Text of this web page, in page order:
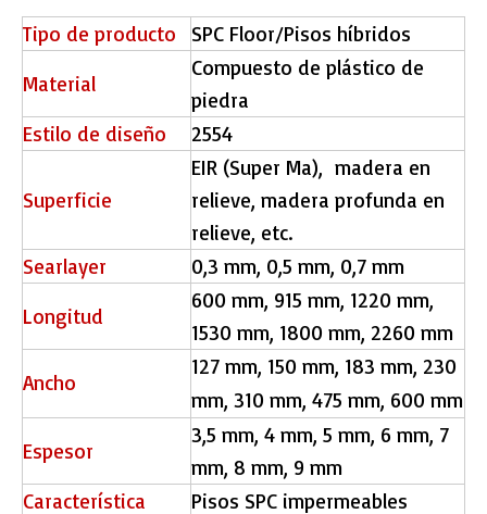
Tipo de producto
SPC Floor/Pisos híbridos
Material
Compuesto de plástico de
piedra
Estilo de diseño
2554
Superficie
EIR (Super Ma), madera en
relieve, madera profunda en
relieve, etc.
Searlayer
0,3 mm, 0,5 mm, 0,7 mm
Longitud
600 mm, 915 mm, 1220 mm,
1530 mm, 1800 mm, 2260 mm
Ancho
127 mm, 150 mm, 183 mm, 230
mm, 310 mm, 475 mm, 600 mm
Espesor
3,5 mm, 4 mm, 5 mm, 6 mm, 7
mm, 8 mm, 9 mm
Característica
Pisos SPC impermeables